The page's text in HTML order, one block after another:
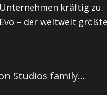
kräftig zu.
– der weltweit
Studios family…